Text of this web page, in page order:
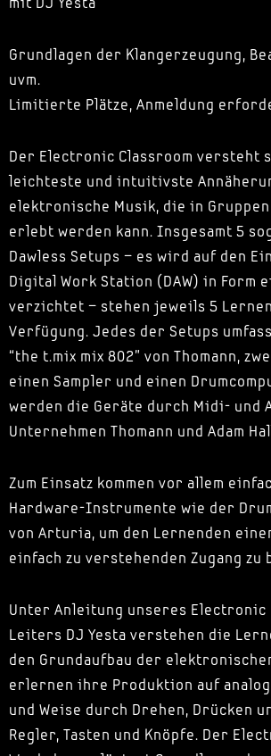
Grundlagen der Klangerzeugung,
uvm.
Limitierte Plätze, Anmeldung
Der Electronic Classroom versteht
leichteste und intuitivste
elektronische Musik, die in Gruppen
erlebt werden kann. Insgesamt 5
Dawless Setups – es wird auf den
Digital Work Station (DAW) in Form
verzichtet – stehen jeweils 5
Verfügung. Jedes der Setups
“the t.mix mix 802” von Thomann,
einen Sampler und einen
werden die Geräte durch Midi- und
Unternehmen Thomann und Adam
Zum Einsatz kommen vor allem
Hardware-Instrumente wie der
von Arturia, um den Lernenden
einfach zu verstehenden Zugang zu
Unter Anleitung unseres Electronic
Leiters DJ Yesta verstehen die
den Grundaufbau der
erlernen ihre Produktion auf
und Weise durch Drehen, Drücken
Regler, Tasten und Knöpfe. Der